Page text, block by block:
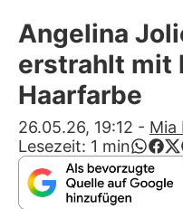
Angelina
erstrahlt mit
Haarfarbe
26.05.26, 19:12 - Mia
Lesezeit: 1 min